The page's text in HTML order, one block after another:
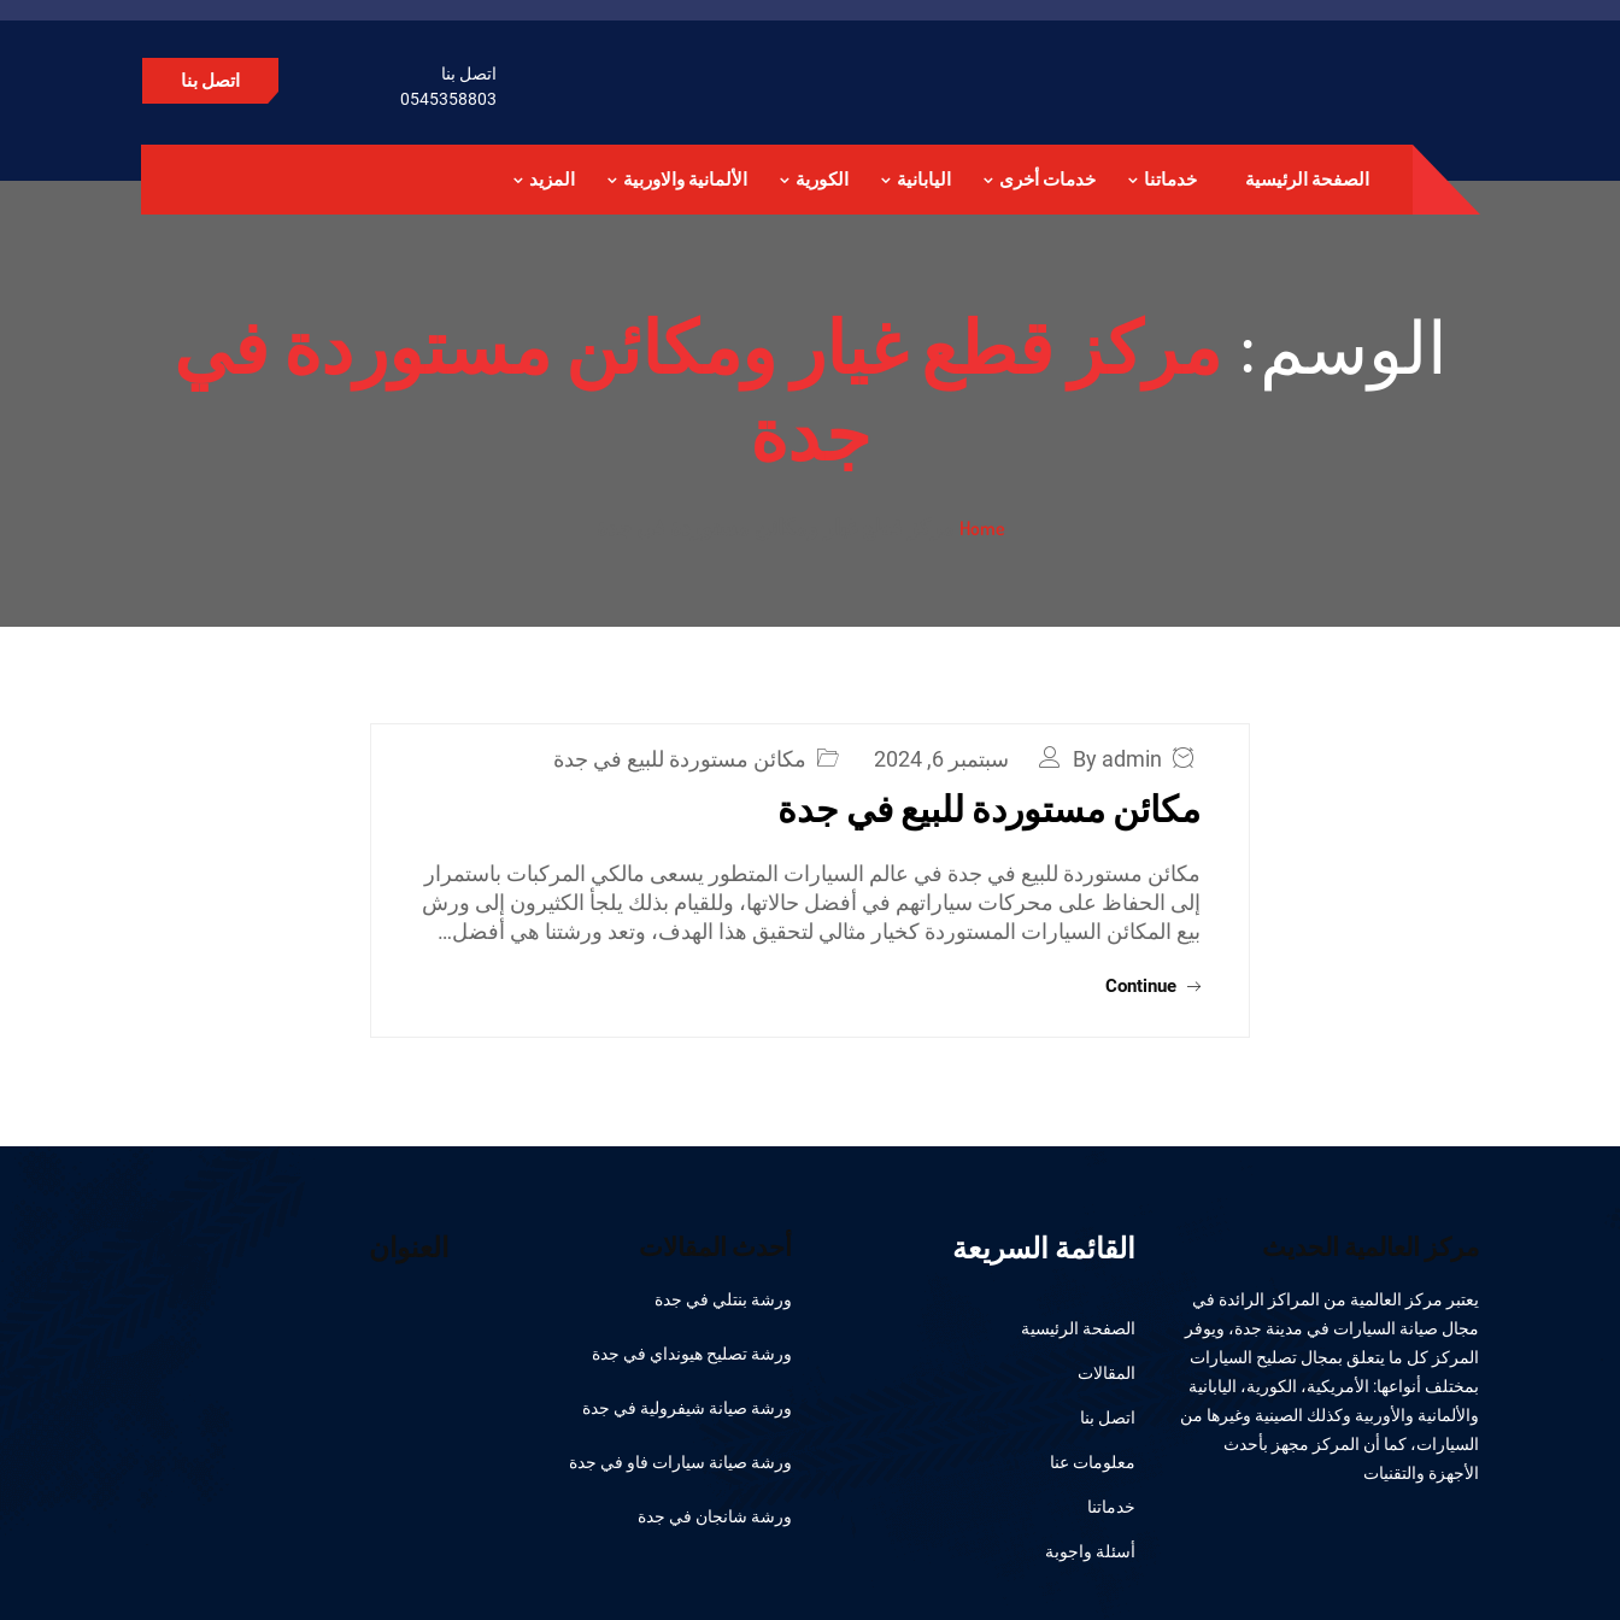
اتصل بنا
0545358803
اتصل بنا
الصفحة الرئيسية خدماتنا خدمات أخرى اليابانية الكورية الألمانية والاوربية المزيد
الوسم: مركز قطع غيار ومكائن مستوردة في
جدة
Home
By admin سبتمبر 6, 2024 مكائن مستوردة للبيع في جدة
مكائن مستوردة للبيع في جدة
مكائن مستوردة للبيع في جدة في عالم السيارات المتطور يسعى مالكي المركبات باستمرار
إلى الحفاظ على محركات سياراتهم في أفضل حالاتها، وللقيام بذلك يلجأ الكثيرون إلى ورش
بيع المكائن السيارات المستوردة كخيار مثالي لتحقيق هذا الهدف، وتعد ورشتنا هي أفضل…
Continue
مركز العالمية الحديث
يعتبر مركز العالمية من المراكز الرائدة في
مجال صيانة السيارات في مدينة جدة، ويوفر
المركز كل ما يتعلق بمجال تصليح السيارات
بمختلف أنواعها: الأمريكية، الكورية، اليابانية
والألمانية والأوربية وكذلك الصينية وغيرها من
السيارات، كما أن المركز مجهز بأحدث
الأجهزة والتقنيات
القائمة السريعة
الصفحة الرئيسية
المقالات
اتصل بنا
معلومات عنا
خدماتنا
أسئلة واجوبة
أحدث المقالات
ورشة بنتلي في جدة
ورشة تصليح هيونداي في جدة
ورشة صيانة شيفرولية في جدة
ورشة صيانة سيارات فاو في جدة
ورشة شانجان في جدة
العنوان